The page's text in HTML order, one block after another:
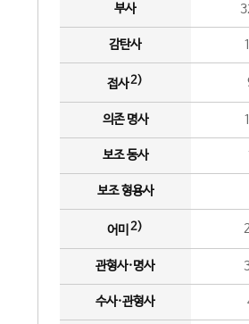
부사
감탄사
접사2)
의존 명사
보조 동사
보조 형용사
어미 2)
관형사·명사
수사·관형사